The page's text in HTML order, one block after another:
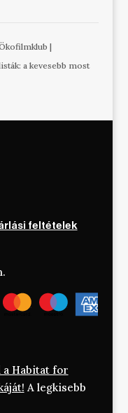
|
a kevesebb most
feltételek
a Habitat for
A legkisebb